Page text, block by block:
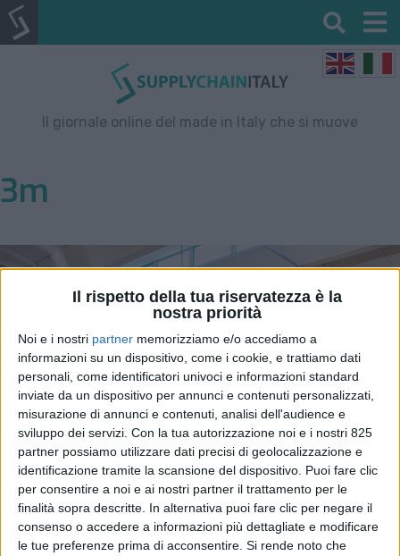
Il rispetto della tua riservatezza è la
nostra priorità
Noi e i nostri partner memorizziamo e/o accediamo a
informazioni su un dispositivo, come i cookie, e trattiamo dati
personali, come identificatori univoci e informazioni standard
inviate da un dispositivo per annunci e contenuti personalizzati,
misurazione di annunci e contenuti, analisi dell'audience e
sviluppo dei servizi. Con la tua autorizzazione noi e i nostri 825
partner possiamo utilizzare dati precisi di geolocalizzazione e
identificazione tramite la scansione del dispositivo. Puoi fare clic
per consentire a noi e ai nostri partner il trattamento per le
finalità sopra descritte. In alternativa puoi fare clic per negare il
consenso o accedere a informazioni più dettagliate e modificare
le tue preferenze prima di acconsentire. Si rende noto che
Il giornale online del made in Italy che si muove
3m